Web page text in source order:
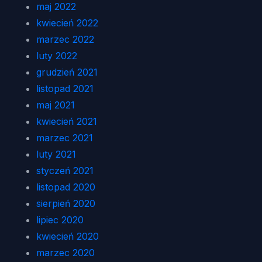
maj 2022
kwiecień 2022
marzec 2022
luty 2022
grudzień 2021
listopad 2021
maj 2021
kwiecień 2021
marzec 2021
luty 2021
styczeń 2021
listopad 2020
sierpień 2020
lipiec 2020
kwiecień 2020
marzec 2020